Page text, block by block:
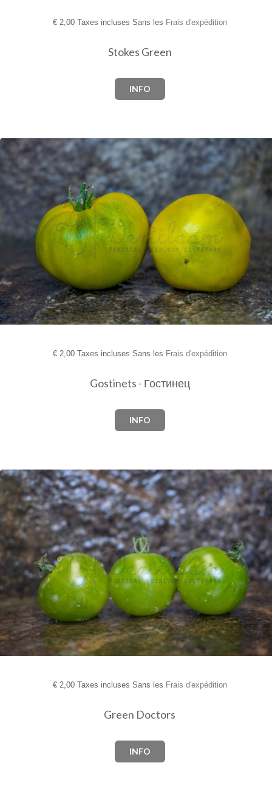
€2,00 Taxes incluses Sans les Frais d'expédition
Stokes Green
INFO
€2,00 Taxes incluses Sans les Frais d'expédition
Gostinets - Гостинец
INFO
€2,00 Taxes incluses Sans les Frais d'expédition
Green Doctors
INFO